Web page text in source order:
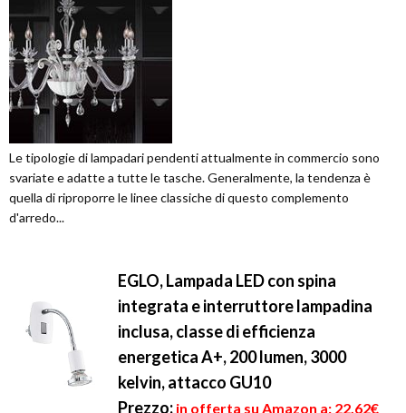
Le tipologie di lampadari pendenti attualmente in commercio sono
svariate e adatte a tutte le tasche. Generalmente, la tendenza è
quella di riproporre le linee classiche di questo complemento
d'arredo...
EGLO, Lampada LED con spina
integrata e interruttore lampadina
inclusa, classe di efficienza
energetica A+, 200 lumen, 3000
kelvin, attacco GU10
Prezzo: in offerta su Amazon a: 22,62€